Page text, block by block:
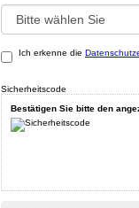
Ich erkenne die
Sicherheitscode
Bestätigen Sie bitte den